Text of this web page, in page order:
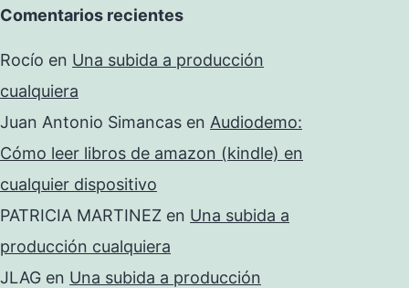
Comentarios recientes
Rocío en Una subida a producción
cualquiera
Juan Antonio Simancas en Audiodemo:
Cómo leer libros de amazon (kindle) en
cualquier dispositivo
PATRICIA MARTINEZ en Una subida a
producción cualquiera
JLAG en Una subida a producción